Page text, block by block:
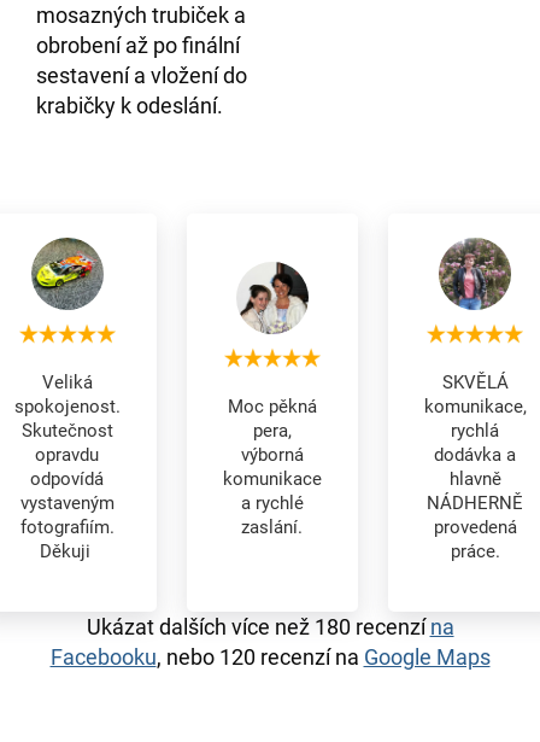
mosazných trubiček a
obrobení až po finální
sestavení a vložení do
krabičky k odeslání.
Veliká
spokojenost.
Skutečnost
opravdu
odpovídá
vystaveným
fotografiím.
Děkuji
Moc pěkná
pera,
výborná
komunikace
a rychlé
zaslání.
SKVĚLÁ
komunikace,
rychlá
dodávka a
hlavně
NÁDHERNĚ
provedená
práce.
Ukázat dalších více než 180 recenzína
Facebooku, nebo 120 recenzí na Google Maps